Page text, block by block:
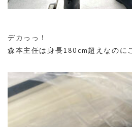
デカっっ！
森本主任は身長180cm超えなのに